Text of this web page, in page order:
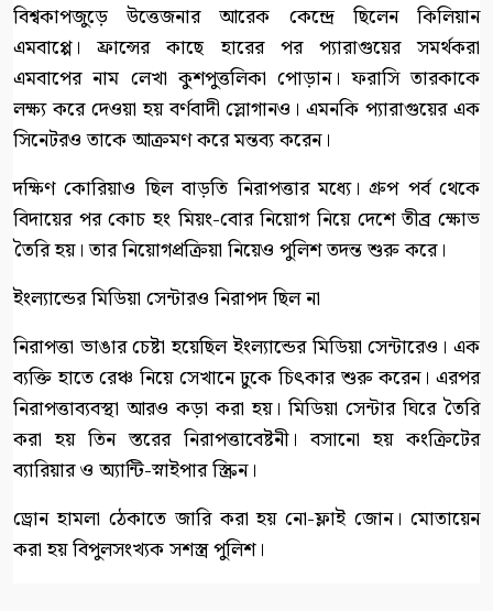
বিশ্বকাপজুড়ে উত্তেজনার আরেক কেন্দ্রে ছিলেন কিলিয়ান
এমবাপ্পে। ফ্রান্সের কাছে হারের পর প্যারাগুয়ের সমর্থকরা
এমবাপের নাম লেখা কুশপুত্তলিকা পোড়ান। ফরাসি তারকাকে
লক্ষ্য করে দেওয়া হয় বর্ণবাদী স্লোগানও। এমনকি প্যারাগুয়ের এক
সিনেটরও তাকে আক্রমণ করে মন্তব্য করেন।
দক্ষিণ কোরিয়াও ছিল বাড়তি নিরাপত্তার মধ্যে। গ্রুপ পর্ব থেকে
বিদায়ের পর কোচ হং মিয়ং-বোর নিয়োগ নিয়ে দেশে তীব্র ক্ষোভ
তৈরি হয়। তার নিয়োগপ্রক্রিয়া নিয়েও পুলিশ তদন্ত শুরু করে।
ইংল্যান্ডের মিডিয়া সেন্টারও নিরাপদ ছিল না
নিরাপত্তা ভাঙার চেষ্টা হয়েছিল ইংল্যান্ডের মিডিয়া সেন্টারেও। এক
ব্যক্তি হাতে রেঞ্চ নিয়ে সেখানে ঢুকে চিৎকার শুরু করেন। এরপর
নিরাপত্তাব্যবস্থা আরও কড়া করা হয়। মিডিয়া সেন্টার ঘিরে তৈরি
করা হয় তিন স্তরের নিরাপত্তাবেষ্টনী। বসানো হয় কংক্রিটের
ব্যারিয়ার ও অ্যান্টি-স্নাইপার স্ক্রিন।
ড্রোন হামলা ঠেকাতে জারি করা হয় নো-ফ্লাই জোন। মোতায়েন
করা হয় বিপুলসংখ্যক সশস্ত্র পুলিশ।